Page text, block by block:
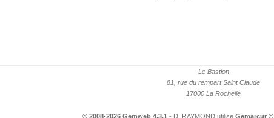
Le Bastion
81, rue du rempart Saint Claude
17000 La Rochelle
© 2008-2026 Gemweb 4.3.1 - D. RAYMOND utilise Gemarcur ©